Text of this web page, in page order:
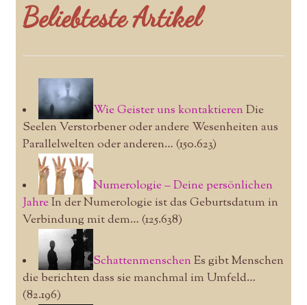
Beliebteste Artikel
Wie Geister uns kontaktierenDie
Seelen Verstorbener oder andere Wesenheiten aus
Parallelwelten oder anderen… (150.623)
Numerologie – Deine persönlichen
JahreIn der Numerologie ist das Geburtsdatum in
Verbindung mit dem… (125.638)
SchattenmenschenEs gibt Menschen
die berichten dass sie manchmal im Umfeld…
(82.196)